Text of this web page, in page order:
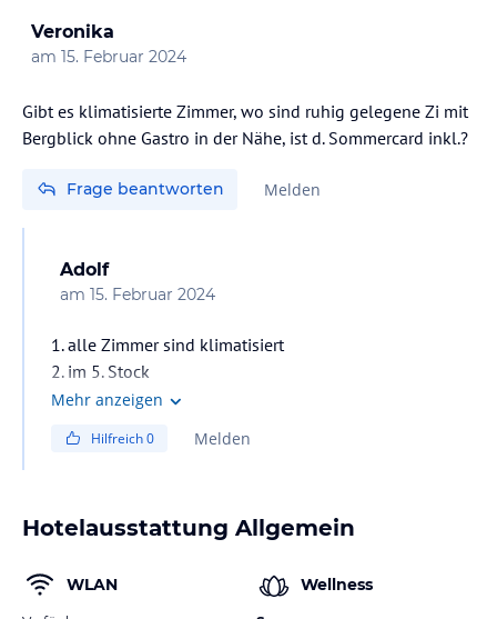
Veronika
am 15. Februar 2024
Gibt es klimatisierte Zimmer, wo sind ruhig gelegene Zi mit
Bergblick ohne Gastro in der Nähe, ist d. Sommercard inkl.?
Frage beantworten Melden
Adolf
am 15. Februar 2024
1. alle Zimmer sind klimatisiert
2. im 5. Stock
3. nein
Mehr anzeigen
Hilfreich0 Melden
Hotelausstattung Allgemein
WLAN Wellness